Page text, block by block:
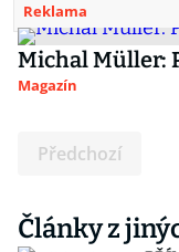
Reklama
Michal Müller:
Magazín
Předchozí
Články z